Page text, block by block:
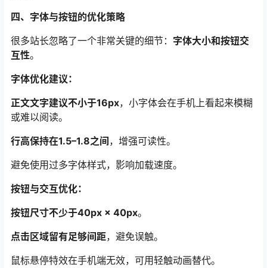
四、字体与按钮的优化策略
很多站长忽略了一个非常关键的细节： 字体大小和按钮交
互性。
字体优化建议：
正文文字建议不小于16px，小字体会在手机上看起来模糊
或难以阅读。
行高保持在1.5–1.8之间 ，增强可读性。
避免使用过多字体样式，影响加载速度。
按钮与交互优化：
按钮尺寸不少于40px × 40px。
点击区域留有足够间距，避免误触。
鼠标悬停特效在手机端无效，可用轻触动画替代。